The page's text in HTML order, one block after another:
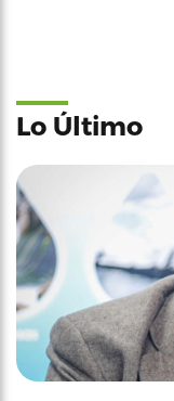
Lo Último